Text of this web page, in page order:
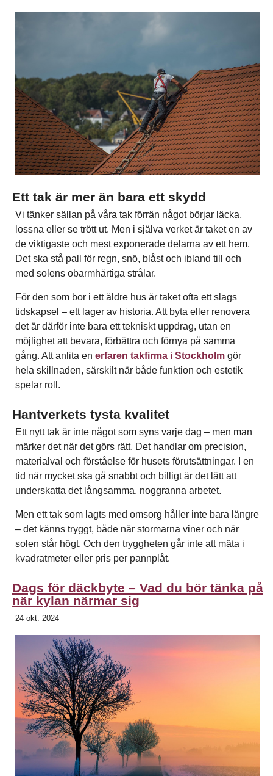
Ett tak är mer än bara ett skydd
Vi tänker sällan på våra tak förrän något börjar läcka,
lossna eller se trött ut. Men i själva verket är taket en av
de viktigaste och mest exponerade delarna av ett hem.
Det ska stå pall för regn, snö, blåst och ibland till och
med solens obarmhärtiga strålar.
För den som bor i ett äldre hus är taket ofta ett slags
tidskapsel – ett lager av historia. Att byta eller renovera
det är därför inte bara ett tekniskt uppdrag, utan en
möjlighet att bevara, förbättra och förnya på samma
gång. Att anlita en erfaren takfirma i Stockholm gör
hela skillnaden, särskilt när både funktion och estetik
spelar roll.
Hantverkets tysta kvalitet
Ett nytt tak är inte något som syns varje dag – men man
märker det när det görs rätt. Det handlar om precision,
materialval och förståelse för husets förutsättningar. I en
tid när mycket ska gå snabbt och billigt är det lätt att
underskatta det långsamma, noggranna arbetet.
Men ett tak som lagts med omsorg håller inte bara längre
– det känns tryggt, både när stormarna viner och när
solen står högt. Och den tryggheten går inte att mäta i
kvadratmeter eller pris per pannplåt.
Dags för däckbyte – Vad du bör tänka på
när kylan närmar sig
24 okt. 2024